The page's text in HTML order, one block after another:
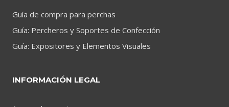
Guía de compra para perchas
Guía: Percheros y Soportes de Confección
Guía: Expositores y Elementos Visuales
INFORMACIÓN LEGAL